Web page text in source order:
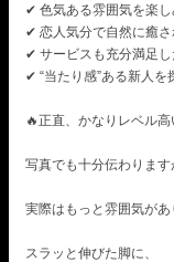
✔ 色気ある雰囲気を楽
✔ 恋人気分で自然に癒
✔ サービスも充分満足
✔ “当たり感”ある新人を
🔥正直、かなりレベル高
写真でも十分伝わります
実際はもっと雰囲気があ
スラッと伸びた脚に、